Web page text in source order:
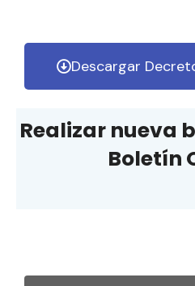
Descargar
Realizar nueva
Boletín